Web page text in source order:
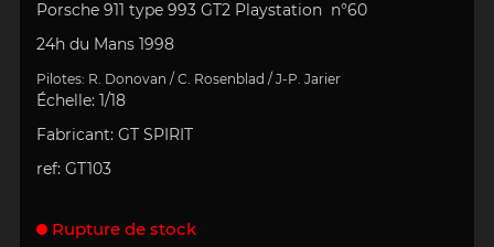
Porsche 911 type 993 GT2 Playstation n°60
24h du Mans 1998
Pilotes: R. Donovan / C. Rosenblad / J-P. Jarier
Échelle: 1/18
Fabricant: GT SPIRIT
ref: GT103
Rupture de stock